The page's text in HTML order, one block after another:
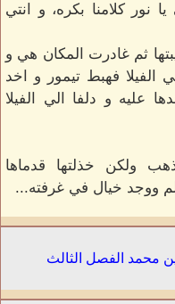
نور كلامنا بكره، و انتي
ثم غادرت المكان هي و
فهبط تيمور و اخد
عليه و دلفا الي الفيلا
ولكن خذلتها قدماها
ووجد خيال في غرفته...
محمد الفصل الثالث